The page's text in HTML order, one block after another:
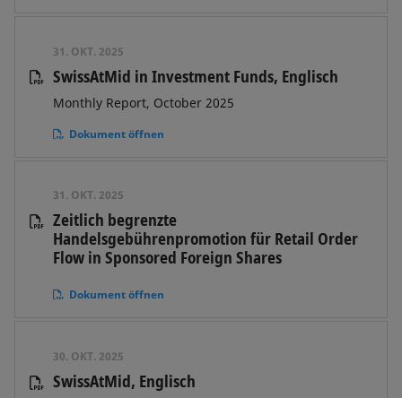
31. OKT. 2025
SwissAtMid in Investment Funds, Englisch
Monthly Report, October 2025
Dokument öffnen
31. OKT. 2025
Zeitlich begrenzte
Handelsgebührenpromotion für Retail Order
Flow in Sponsored Foreign Shares
Dokument öffnen
30. OKT. 2025
SwissAtMid, Englisch